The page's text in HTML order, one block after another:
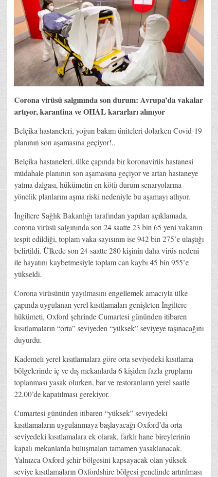
Corona virüsü salgınında son durum: Avrupa’da vakalar
artıyor, karantina ve OHAL kararları alınıyor
Belçika hastaneleri, yoğun bakım üniteleri dolarken Covid-19
planının son aşamasına geçiyor!..
Belçika hastaneleri, ülke çapında bir koronavirüs hastanesi
müdahale planının son aşamasına geçiyor ve artan hastaneye
yatma dalgası, hükümetin en kötü durum senaryolarına
yönelik planlarını aşma riski nedeniyle bu aşamayı atlıyor.
İngiltere Sağlık Bakanlığı tarafından yapılan açıklamada,
corona virüsü salgınında son 24 saatte 23 bin 65 yeni vakanın
tespit edildiği, toplam vaka sayısının ise 942 bin 275’e ulaştığı
belirtildi. Ülkede son 24 saatte 280 kişinin daha virüs nedeni
ile hayatını kaybetmesiyle toplam can kaybı 45 bin 955’e
yükseldi.
Corona virüsünün yayılmasını engellemek amacıyla ülke
çapında uygulanan yerel kısıtlamaları genişleten İngiltere
hükümeti, Oxford şehrinde Cumartesi gününden itibaren
kısıtlamaların “orta” seviyeden “yüksek” seviyeye taşınacağını
duyurdu.
Kademeli yerel kısıtlamalara göre orta seviyedeki kısıtlama
bölgelerinde iç ve dış mekanlarda 6 kişiden fazla grupların
toplanması yasak olurken, bar ve restoranların yerel saatle
22.00’de kapatılması gerekiyor.
Cumartesi gününden itibaren “yüksek” seviyedeki
kısıtlamaların uygulanmaya başlayacağı Oxford’da orta
seviyedeki kısıtlamalara ek olarak, farklı hane bireylerinin
kapalı mekanlarda buluşmaları tamamen yasaklanacak.
Yalnızca Oxford şehir bölgesini kapsayacak olan yüksek
seviye kısıtlamaların Oxfordshire bölgesi genelinde artırılması